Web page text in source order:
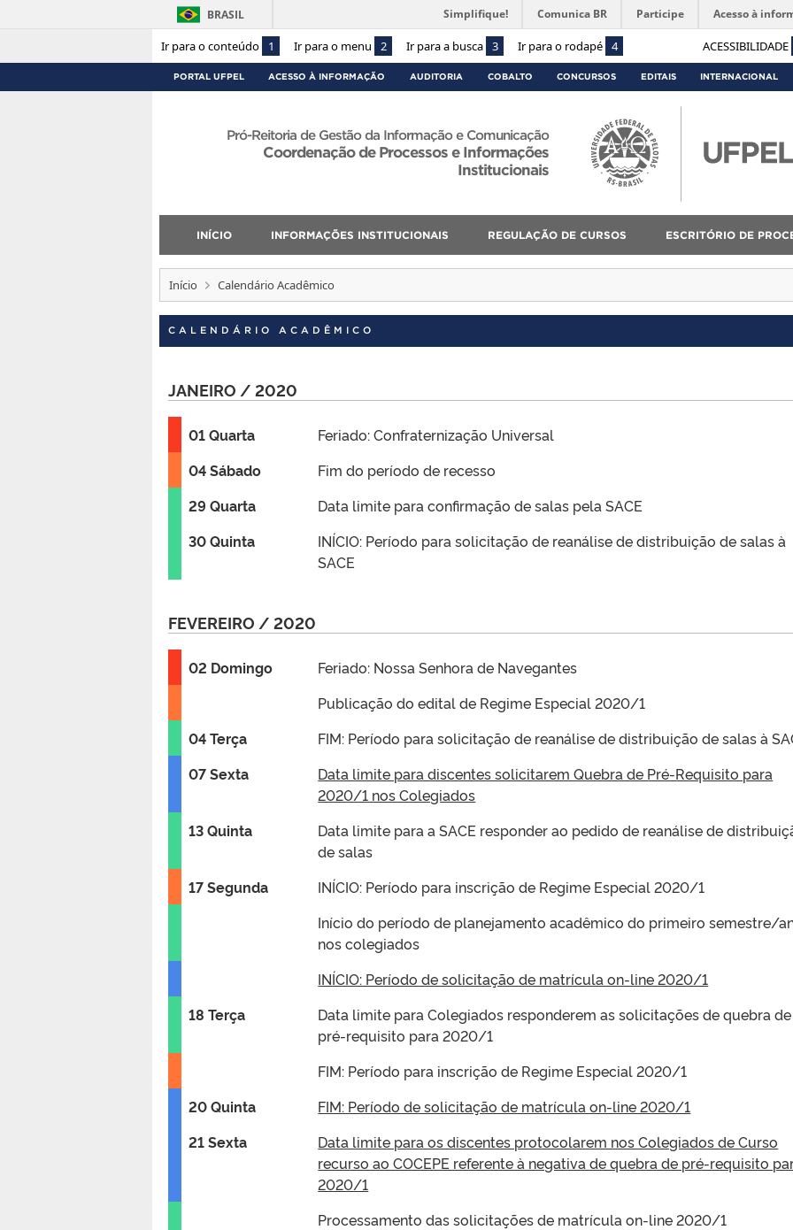
Ir para o conteúdo 1 Ir para o menu 2 Ir para a busca 3 Ir para o rodapé 4 ACESSIBILIDADE
BRASIL Simplifique! Comunica BR Participe Acesso à
PORTAL UFPEL ACESSO À INFORMAÇÃO AUDITORIA COBALTO CONCURSOS EDITAIS INTERNACIONAL
Pró-Reitoria de Gestão da Informação e Comunicação
Coordenação de Processos e Informações
Institucionais
INÍCIO INFORMAÇÕES INSTITUCIONAIS REGULAÇÃO DE CURSOS ESCRITÓRIO DE
Início Calendário Acadêmico
CALENDÁRIO ACADÊMICO
JANEIRO / 2020
01 Quarta
Feriado: Confraternização Universal
04 Sábado
Fim do período de recesso
29 Quarta
Data limite para confirmação de salas pela SACE
30 Quinta
INÍCIO: Período para solicitação de reanálise de distribuição de salas à
SACE
FEVEREIRO / 2020
02 Domingo
Feriado: Nossa Senhora de Navegantes
Publicação do edital de Regime Especial 2020/1
04 Terça
FIM: Período para solicitação de reanálise de distribuição de salas à
07 Sexta
Data limite para discentes solicitarem Quebra de Pré-Requisito para
2020/1 nos Colegiados
13 Quinta
Data limite para a SACE responder ao pedido de reanálise de
de salas
17 Segunda
INÍCIO: Período para inscrição de Regime Especial 2020/1
Início do período de planejamento acadêmico do primeiro semestre/
nos colegiados
INÍCIO: Período de solicitação de matrícula on-line 2020/1
18 Terça
Data limite para Colegiados responderem as solicitações de quebra de
pré-requisito para 2020/1
FIM: Período para inscrição de Regime Especial 2020/1
20 Quinta
FIM: Período de solicitação de matrícula on-line 2020/1
21 Sexta
Data limite para os discentes protocolarem nos Colegiados de Curso
recurso ao COCEPE referente à negativa de quebra de pré-requisito
2020/1
Processamento das solicitações de matrícula on-line 2020/1